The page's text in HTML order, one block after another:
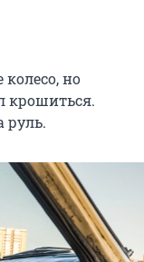
но
крошиться.
руль.